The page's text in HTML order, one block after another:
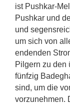
ist Pushkar-
Pushkar und
und
um sich von
endenden
Pilgern zu den
fünfzig
sind, um die
vorzunehmen.